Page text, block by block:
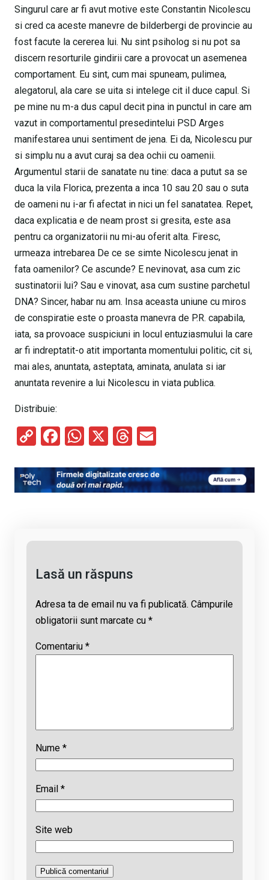
Singurul care ar fi avut motive este Constantin Nicolescu
si cred ca aceste manevre de bilderbergi de provincie au
fost facute la cererea lui. Nu sint psiholog si nu pot sa
discern resorturile gindirii care a provocat un asemenea
comportament. Eu sint, cum mai spuneam, pulimea,
alegatorul, ala care se uita si intelege cit il duce capul. Si
pe mine nu m-a dus capul decit pina in punctul in care am
vazut in comportamentul presedintelui PSD Arges
manifestarea unui sentiment de jena. Ei da, Nicolescu pur
si simplu nu a avut curaj sa dea ochii cu oamenii.
Argumentul starii de sanatate nu tine: daca a putut sa se
duca la vila Florica, prezenta a inca 10 sau 20 sau o suta
de oameni nu i-ar fi afectat in nici un fel sanatatea. Repet,
daca explicatia e de neam prost si gresita, este asa
pentru ca organizatorii nu mi-au oferit alta. Firesc,
urmeaza intrebarea De ce se simte Nicolescu jenat in
fata oamenilor? Ce ascunde? E nevinovat, asa cum zic
sustinatorii lui? Sau e vinovat, asa cum sustine parchetul
DNA? Sincer, habar nu am. Insa aceasta uniune cu miros
de conspiratie este o proasta manevra de P.R. capabila,
iata, sa provoace suspiciuni in locul entuziasmului la care
ar fi indreptatit-o atit importanta momentului politic, cit si,
mai ales, anuntata, asteptata, aminata, anulata si iar
anuntata revenire a lui Nicolescu in viata publica.
Distribuie:
C
py
Li
F
ce
b
W
at
s
X
T
e
a
ail
Lasă un răspuns
Adresa ta de email nu va fi publicată. Câmpurile
obligatorii sunt marcate cu *
Comentariu *
Nume *
Email *
Site web